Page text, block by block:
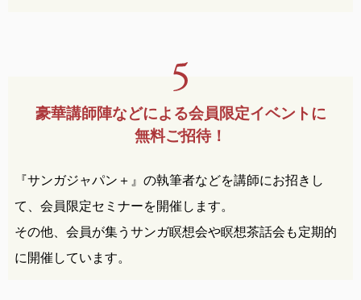
豪華講師陣などによる会員限定イベントに
無料ご招待！
『サンガジャパン＋』の執筆者などを講師にお招きし
て、会員限定セミナーを開催します。
その他、会員が集うサンガ瞑想会や瞑想茶話会も定期的
に開催しています。